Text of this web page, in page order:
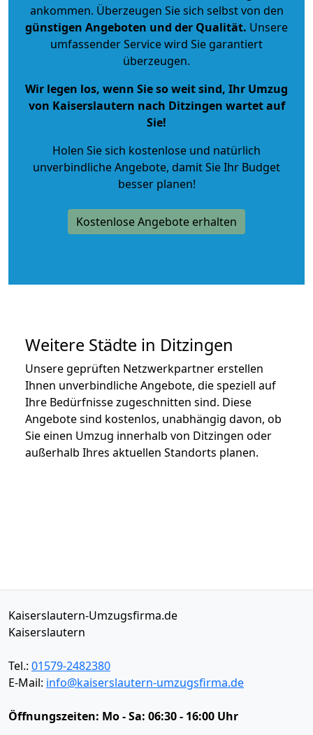
ankommen. Überzeugen Sie sich selbst von den
günstigen Angeboten und der Qualität. Unsere
umfassender Service wird Sie garantiert
überzeugen.
Wir legen los, wenn Sie so weit sind, Ihr Umzug
von Kaiserslautern nach Ditzingen wartet auf
Sie!
Holen Sie sich kostenlose und natürlich
unverbindliche Angebote, damit Sie Ihr Budget
besser planen!
Kostenlose Angebote erhalten
Weitere Städte in Ditzingen
Unsere geprüften Netzwerkpartner erstellen
Ihnen unverbindliche Angebote, die speziell auf
Ihre Bedürfnisse zugeschnitten sind. Diese
Angebote sind kostenlos, unabhängig davon, ob
Sie einen Umzug innerhalb von Ditzingen oder
außerhalb Ihres aktuellen Standorts planen.
Kaiserslautern-Umzugsfirma.de
Kaiserslautern
Tel.: 01579-2482380
E-Mail: info@kaiserslautern-umzugsfirma.de
Öffnungszeiten: Mo - Sa: 06:30 - 16:00 Uhr